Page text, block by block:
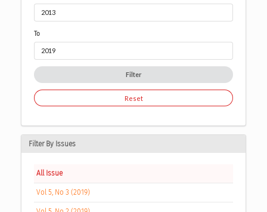
To
Filter
Reset
Filter By Issues
All Issue
Vol 5, No 3 (2019)